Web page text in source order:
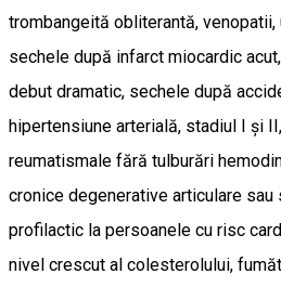
trombangeită obliterantă, venopatii,
sechele după infarct miocardic
debut dramatic, sechele după
hipertensiune arterială, stadiul I și
reumatismale fără tulburări
cronice degenerative articulare sau
profilactic la persoanele cu risc
nivel crescut al colesterolului,